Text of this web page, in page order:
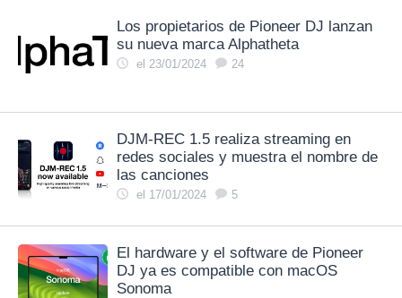
Los propietarios de Pioneer DJ lanzan
su nueva marca Alphatheta
el 23/01/2024 24
DJM-REC 1.5 realiza streaming en
redes sociales y muestra el nombre de
las canciones
el 17/01/2024 5
El hardware y el software de Pioneer
DJ ya es compatible con macOS
Sonoma